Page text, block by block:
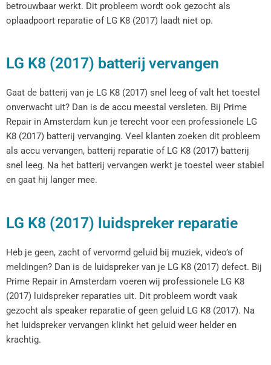
betrouwbaar werkt. Dit probleem wordt ook gezocht als
oplaadpoort reparatie of LG K8 (2017) laadt niet op.
LG K8 (2017) batterij vervangen
Gaat de batterij van je LG K8 (2017) snel leeg of valt het toestel
onverwacht uit? Dan is de accu meestal versleten. Bij Prime
Repair in Amsterdam kun je terecht voor een professionele LG
K8 (2017) batterij vervanging. Veel klanten zoeken dit probleem
als accu vervangen, batterij reparatie of LG K8 (2017) batterij
snel leeg. Na het batterij vervangen werkt je toestel weer stabiel
en gaat hij langer mee.
LG K8 (2017) luidspreker reparatie
Heb je geen, zacht of vervormd geluid bij muziek, video’s of
meldingen? Dan is de luidspreker van je LG K8 (2017) defect. Bij
Prime Repair in Amsterdam voeren wij professionele LG K8
(2017) luidspreker reparaties uit. Dit probleem wordt vaak
gezocht als speaker reparatie of geen geluid LG K8 (2017). Na
het luidspreker vervangen klinkt het geluid weer helder en
krachtig.